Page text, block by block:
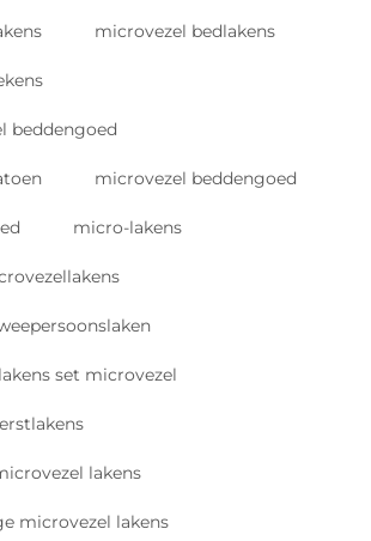
microvezel bedlakens
beddengoed
microvezel beddengoed
micro-lakens
set microvezel
lakens
microvezel lakens